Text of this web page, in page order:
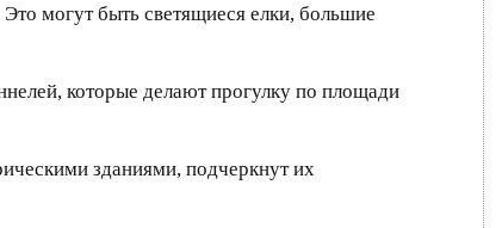
могут быть светящиеся елки, большие
которые делают прогулку по площади
зданиями, подчеркнут их